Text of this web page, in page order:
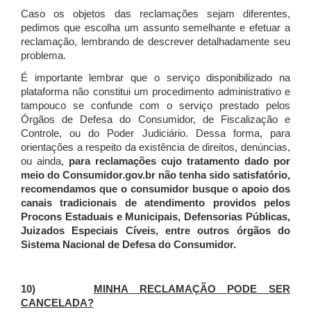
Caso os objetos das reclamações sejam diferentes,
pedimos que escolha um assunto semelhante e efetuar a
reclamação, lembrando de descrever detalhadamente seu
problema.
É importante lembrar que o serviço disponibilizado na
plataforma não constitui um procedimento administrativo e
tampouco se confunde com o serviço prestado pelos
Órgãos de Defesa do Consumidor, de Fiscalização e
Controle, ou do Poder Judiciário. Dessa forma, para
orientações a respeito da existência de direitos, denúncias,
ou ainda, para reclamações cujo tratamento dado por
meio do Consumidor.gov.br não tenha sido satisfatório,
recomendamos que o consumidor busque o apoio dos
canais tradicionais de atendimento providos pelos
Procons Estaduais e Municipais, Defensorias Públicas,
Juizados Especiais Cíveis, entre outros órgãos do
Sistema Nacional de Defesa do Consumidor.
10)
MINHA RECLAMAÇÃO PODE SER
CANCELADA?